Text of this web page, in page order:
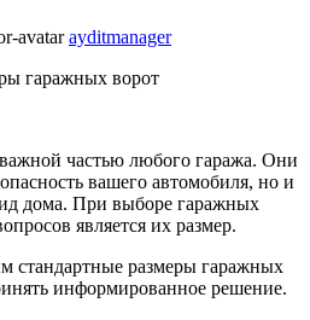
ayditmanager
частью любого гаража. Они
вашего автомобиля, но и
дома. При выборе гаражных
является их размер.
стандартные размеры гаражных
информированное решение.